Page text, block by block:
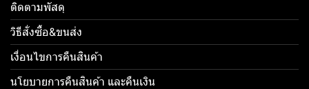
ติดตามพัสดุ
วิธีสั่งซื้อ&ขนส่ง
เงื่อนไขการคืนสินค้า
นโยบายการคืนสินค้า และคืนเงิน